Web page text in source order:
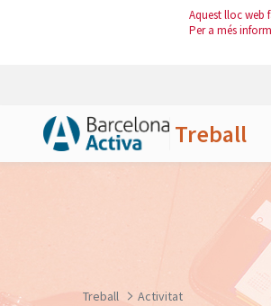
Aquest lloc web
Per a més
Treball
Treball Activitat